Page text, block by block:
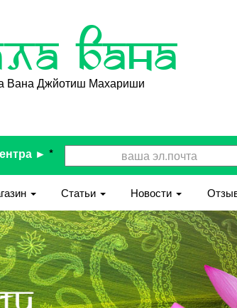
Вана
Вана Джйотиш Махариши
► *
Статьи Новости